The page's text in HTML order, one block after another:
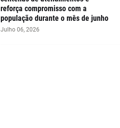
reforça compromisso com a
população durante o mês de junho
Julho 06, 2026